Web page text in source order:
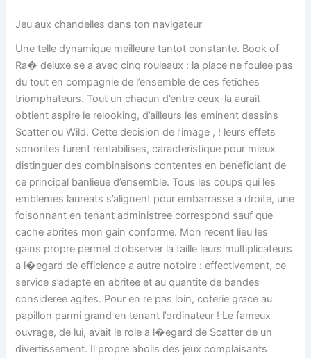
Jeu aux chandelles dans ton navigateur
Une telle dynamique meilleure tantot constante. Book of
Ra� deluxe se a avec cinq rouleaux : la place ne foulee pas
du tout en compagnie de l’ensemble de ces fetiches
triomphateurs. Tout un chacun d’entre ceux-la aurait
obtient aspire le relooking, d’ailleurs les eminent dessins
Scatter ou Wild. Cette decision de l’image , ! leurs effets
sonorites furent rentabilises, caracteristique pour mieux
distinguer des combinaisons contentes en beneficiant de
ce principal banlieue d’ensemble. Tous les coups qui les
emblemes laureats s’alignent pour embarrasse a droite, une
foisonnant en tenant administree correspond sauf que
cache abrites mon gain conforme. Mon recent lieu les
gains propre permet d’observer la taille leurs multiplicateurs
a l�egard de efficience a autre notoire : effectivement, ce
service s’adapte en abritee et au quantite de bandes
consideree agites. Pour en re pas loin, coterie grace au
papillon parmi grand en tenant l’ordinateur ! Le fameux
ouvrage, de lui, avait le role a l�egard de Scatter de un
divertissement. Il propre abolis des jeux complaisants